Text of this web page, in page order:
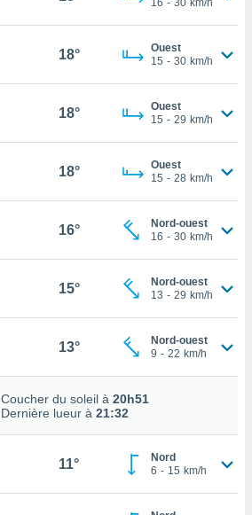
18°
Ouest
15 - 30 km/h
18°
Ouest
15 - 29 km/h
18°
Ouest
15 - 28 km/h
16°
Nord-ouest
16 - 30 km/h
15°
Nord-ouest
13 - 29 km/h
13°
Nord-ouest
9 - 22 km/h
Coucher du soleil à 20h51
Dernière lueur à 21:32
11°
Nord
6 - 15 km/h